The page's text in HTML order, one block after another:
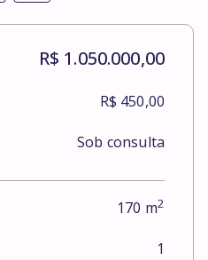
R$ 1.050.000,00
R$ 450,00
Sob consulta
170 m2
1